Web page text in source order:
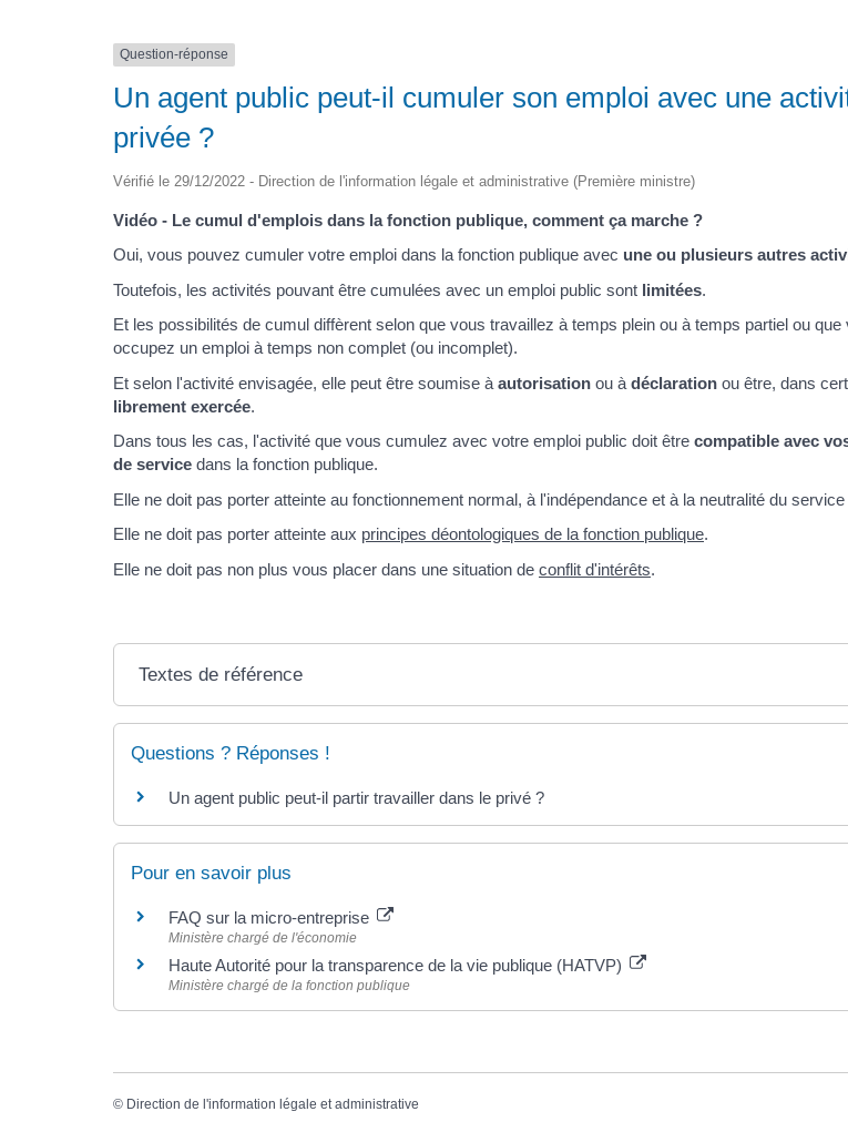
Question-réponse
Un agent public peut-il cumuler son emploi avec une
privée ?
Vérifié le 29/12/2022 - Direction de l'information légale et administrative (Première ministre)
Vidéo - Le cumul d'emplois dans la fonction publique, comment ça marche ?
Oui, vous pouvez cumuler votre emploi dans la fonction publique avec une ou plusieurs autres
Toutefois, les activités pouvant être cumulées avec un emploi public sont limitées.
Et les possibilités de cumul diffèrent selon que vous travaillez à temps plein ou à temps partiel ou que
occupez un emploi à temps non complet (ou incomplet).
Et selon l'activité envisagée, elle peut être soumise à autorisation ou à déclaration ou être, dans
librement exercée.
Dans tous les cas, l'activité que vous cumulez avec votre emploi public doit être compatible avec
de service dans la fonction publique.
Elle ne doit pas porter atteinte au fonctionnement normal, à l'indépendance et à la neutralité du service
Elle ne doit pas porter atteinte aux principes déontologiques de la fonction publique.
Elle ne doit pas non plus vous placer dans une situation de conflit d'intérêts.
Textes de référence
Questions ? Réponses !
Un agent public peut-il partir travailler dans le privé ?
Pour en savoir plus
FAQ sur la micro-entreprise
Ministère chargé de l'économie
Haute Autorité pour la transparence de la vie publique (HATVP)
Ministère chargé de la fonction publique
© Direction de l'information légale et administrative